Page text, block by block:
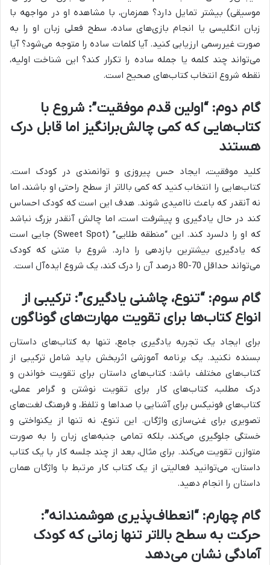
موسیقی) بیشتر تمایل دارد؟ همزمان، با مشاهده او در مواجهه با
زبان انگلیسی یا انجام بازی‌های ساده، سطح فعلی زبان او را به
صورت غیررسمی ارزیابی کنید. آیا کلمات ساده را متوجه می‌شود؟ آیا
می‌تواند چند کلمه یا جمله ساده را تکرار کند؟ این شناخت اولیه،
نقطه شروع انتخاب کتاب‌های صحیح است.
گام دوم: “اولین قدم موفقیت”: شروع با
کتاب‌هایی که کمی چالش‌برانگیز اما قابل درک
هستند
کلید موفقیت، ایجاد حس پیروزی و توانمندی در کودک است.
کتاب‌هایی را انتخاب کنید که کمی بالاتر از سطح راحتی او باشند، اما
نه آنقدر که باعث ناامیدی شوند. هدف این است که کودک احساس
کند در حال یادگیری و پیشرفت است، اما چالش آنقدر بزرگ نباشد
که او را دلسرد کند. این “منطقه طلایی” (Sweet Spot) جایی است
که یادگیری بیشترین بازدهی را دارد. شروع با متنی که کودک
می‌تواند حداقل 70-80 درصد آن را درک کند، یک شروع ایده‌آل است.
گام سوم: “تنوع، چاشنی یادگیری”: ترکیبی از
انواع کتاب‌ها برای تقویت مهارت‌های گوناگون
برای ایجاد یک تجربه یادگیری جامع، تنها به کتاب‌های داستان
بسنده نکنید. یک برنامه آموزشی اثربخش باید شامل ترکیبی از
کتاب‌های مختلف باشد: کتاب‌های داستان برای تقویت خواندن و
درک مطلب، کتاب‌های کار برای تقویت نوشتن و گرامر عملی،
کتاب‌های فونیکس برای آشنایی با صداها و تلفظ، و فرهنگ لغت‌های
تصویری برای غنی‌سازی واژگان. این تنوع، نه تنها از یکنواختی و
خستگی جلوگیری می‌کند، بلکه تمامی جنبه‌های زبان را به صورت
متوازن تقویت می‌کند. برای مثال، بعد از چند جلسه کار با یک کتاب
داستان، می‌توانید فعالیتی از یک کتاب کار مرتبط با واژگان همان
داستان را انجام دهید.
گام چهارم: “انعطاف‌پذیری هوشمندانه”:
حرکت به سطح بالاتر تنها زمانی که کودک
آمادگی نشان می‌دهد